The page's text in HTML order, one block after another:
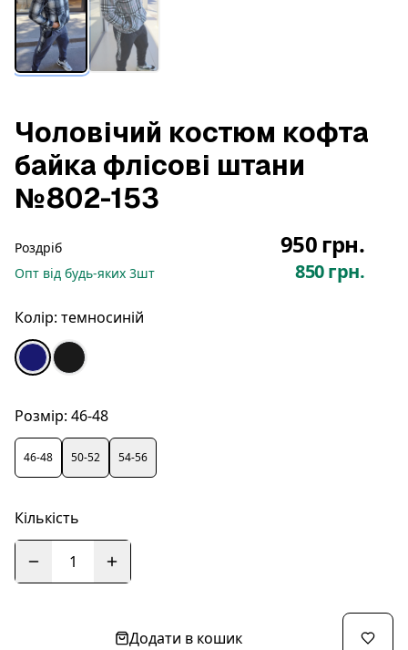
Чоловічий костюм кофта
байка флісові штани
№802-153
Роздріб 950 грн.
Опт від будь-яких 3шт 850 грн.
Колір: темносиній
Розмір: 46-48
46-48 50-52 54-56
Кількість
1
Додати в кошик